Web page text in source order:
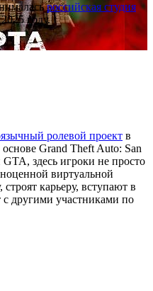
российская студия
году.
ролевой проект в
Grand Theft Auto: San
здесь игроки не просто
виртуальной
карьеру, вступают в
другими участниками по